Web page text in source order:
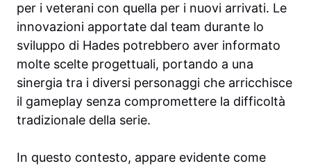
per i veterani con quella per i nuovi arrivati. Le
innovazioni apportate dal team durante lo
sviluppo di Hades potrebbero aver informato
molte scelte progettuali, portando a una
sinergia tra i diversi personaggi che arricchisce
il gameplay senza compromettere la difficoltà
tradizionale della serie.
In questo contesto, appare evidente come